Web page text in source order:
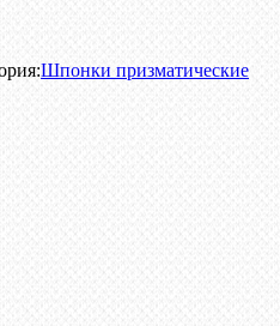
Шпонки призматические